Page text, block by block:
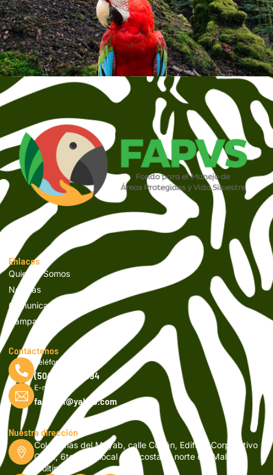
Enlaces
Quienes Somos
Noticias
Comunicados
Campañas
Contáctenos
Teléfono
(504) 2262-9994
E-mail
fapvsicf@yahoo.com
Nuestra dirección
Col. Lomas del Mayab, calle Copán, Edificio Corporativo
Orión, 6to nivel, local 601, costado norte del Mall
Multiplaza